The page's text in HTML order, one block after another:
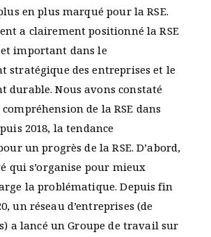
en plus marqué pour la RSE.
a clairement positionné la RSE
important dans le
stratégique des entreprises et le
durable. Nous avons constaté
de la RSE dans
2018, la tendance
un progrès de la RSE. D’abord,
qui s’organise pour mieux
la problématique. Depuis fin
un réseau d’entreprises (de
a lancé un Groupe de travail sur